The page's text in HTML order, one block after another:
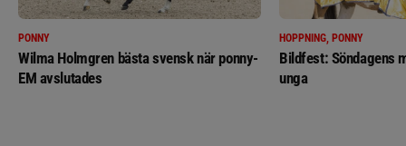
PONNY
Wilma Holmgren bästa svensk när ponny-
EM avslutades
HOPPNING, PONNY
Bildfest: Söndagens
unga